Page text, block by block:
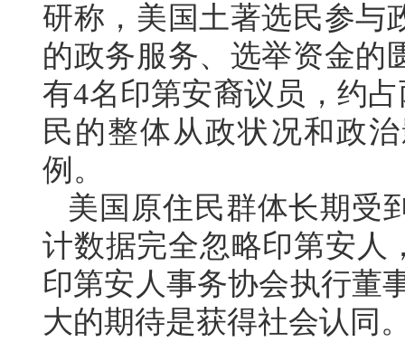
研称，美国土著选民参与
的政务服务、选举资金的
有4名印第安裔议员，约
民的整体从政状况和政
例。
美国原住民群体长期受
计数据完全忽略印第安人
印第安人事务协会执行董
大的期待是获得社会认同